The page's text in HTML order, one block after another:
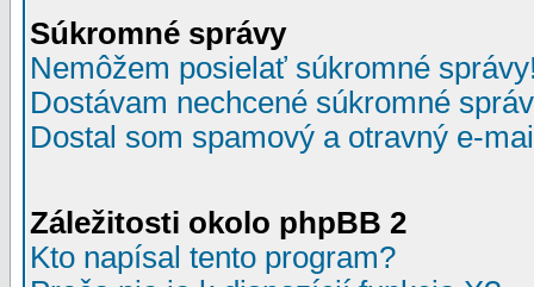
Súkromné správy
Nemôžem posielať súkromné
Dostávam nechcené súkromné
Dostal som spamový a otravný e-
Záležitosti okolo phpBB 2
Kto napísal tento program?